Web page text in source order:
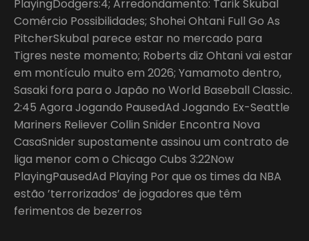
PlayingDodgers:4; Arredondamento: Tarik Skubal
Comércio Possibilidades; Shohei Ohtani Full Go As
PitcherSkubal parece estar no mercado para
Tigres neste momento; Roberts diz Ohtani vai estar
em montículo muito em 2026; Yamamoto dentro,
Sasaki fora para o Japão no World Baseball Classic.
2:45 Agora Jogando PausedAd Jogando Ex-Seattle
Mariners Reliever Collin Snider Encontra Nova
CasaSnider supostamente assinou um contrato de
liga menor com o Chicago Cubs 3:22Now
PlayingPausedAd Playing Por que os times da NBA
estão ’terrorizados’ de jogadores que têm
ferimentos de bezerros